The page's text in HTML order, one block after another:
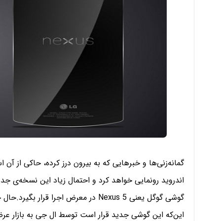
اندروید رونمایی خواهد کرد و احتمال زیاد این نسخه‌ی
این‌که این گوشی جدید قرار است توسط ال جی به بازار